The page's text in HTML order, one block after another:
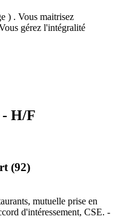
) . Vous maitrisez
gérez l'intégralité
- H/F
(92)
mutuelle prise en
d'intéressement, CSE. -